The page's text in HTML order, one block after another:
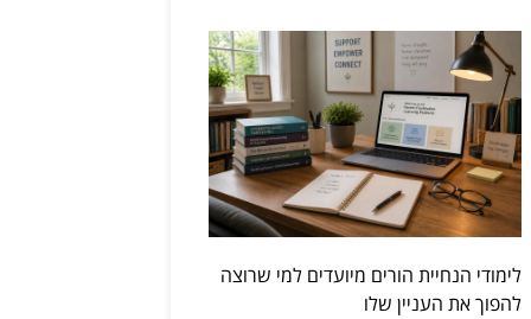
לימודי הנחיית הורים מיועדים למי שרוצה
להפוך את העניין שלו